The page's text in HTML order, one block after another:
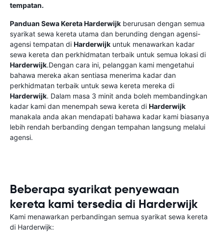
tempatan.
Panduan Sewa KeretaHarderwijk berurusan dengan semua
syarikat sewa kereta utama dan berunding dengan agensi-
agensi tempatan di Harderwijk untuk menawarkan kadar
sewa kereta dan perkhidmatan terbaik untuk semua lokasi di
Harderwijk.Dengan cara ini, pelanggan kami mengetahui
bahawa mereka akan sentiasa menerima kadar dan
perkhidmatan terbaik untuk sewa kereta mereka di
Harderwijk. Dalam masa 3 minit anda boleh membandingkan
kadar kami dan menempah sewa kereta di Harderwijk
manakala anda akan mendapati bahawa kadar kami biasanya
lebih rendah berbanding dengan tempahan langsung melalui
agensi.
Beberapa syarikat penyewaan
kereta kami tersedia di Harderwijk
Kami menawarkan perbandingan semua syarikat sewa kereta
di Harderwijk: